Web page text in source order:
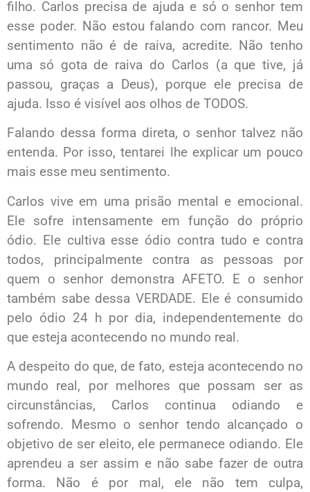
filho. Carlos precisa de ajuda e só o senhor tem
esse poder. Não estou falando com rancor. Meu
sentimento não é de raiva, acredite. Não tenho
uma só gota de raiva do Carlos (a que tive, já
passou, graças a Deus), porque ele precisa de
ajuda. Isso é visível aos olhos de TODOS.
Falando dessa forma direta, o senhor talvez não
entenda. Por isso, tentarei lhe explicar um pouco
mais esse meu sentimento.
Carlos vive em uma prisão mental e emocional.
Ele sofre intensamente em função do próprio
ódio. Ele cultiva esse ódio contra tudo e contra
todos, principalmente contra as pessoas por
quem o senhor demonstra AFETO. E o senhor
também sabe dessa VERDADE. Ele é consumido
pelo ódio 24 h por dia, independentemente do
que esteja acontecendo no mundo real.
A despeito do que, de fato, esteja acontecendo no
mundo real, por melhores que possam ser as
circunstâncias, Carlos continua odiando e
sofrendo. Mesmo o senhor tendo alcançado o
objetivo de ser eleito, ele permanece odiando. Ele
aprendeu a ser assim e não sabe fazer de outra
forma. Não é por mal, ele não tem culpa,